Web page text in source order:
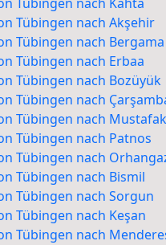
Tübingen nach Akşehir
Tübingen nach Bergama
Tübingen nach Erbaa
Tübingen nach Bozüyük
Tübingen nach
Tübingen nach
Tübingen nach Patnos
Tübingen nach
Tübingen nach Bismil
Tübingen nach Sorgun
Tübingen nach Keşan
Tübingen nach